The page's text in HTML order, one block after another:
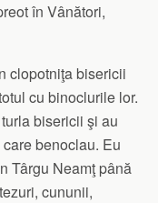
în Vânători,
clopotniţa bisericii
cu binoclurile lor.
bisericii şi au
benoclau. Eu
Târgu Neamţ până
cununii,